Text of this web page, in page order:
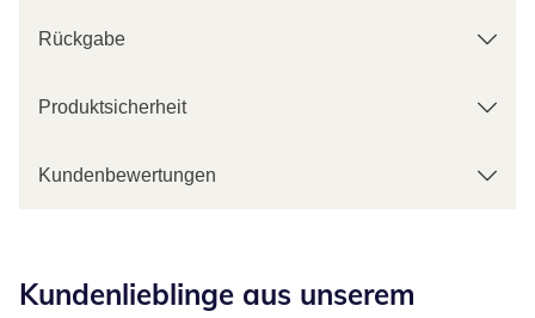
Rückgabe
Produktsicherheit
Kundenbewertungen
Kundenlieblinge aus unserem